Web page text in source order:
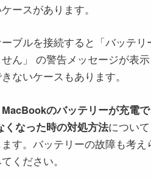
ースがあります。
ブルを接続すると「バッテリ
ん」 の警告メッセージが表示
ないケースもあります。
MacBookのバッテリーが充電で
くなった時の対処方法について
す。バッテリーの故障も考
ください。